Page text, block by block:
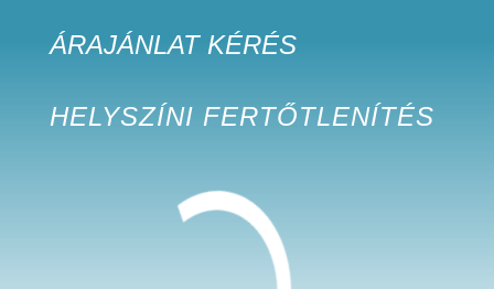
ÁRAJÁNLAT KÉRÉS
HELYSZÍNI FERTŐTLENÍTÉS